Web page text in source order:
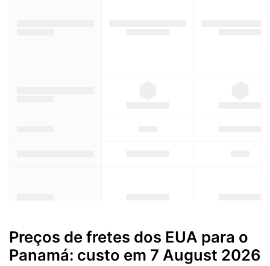
Preços de fretes dos EUA para o
Panamá: custo em 7 August 2026